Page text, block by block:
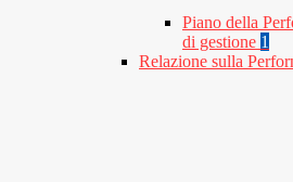
Piano della
di gestione 1
Relazione sulla